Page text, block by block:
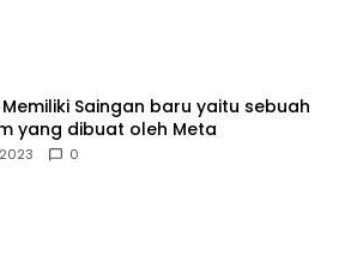
Saingan baru yaitu sebuah
yang dibuat oleh Meta
0